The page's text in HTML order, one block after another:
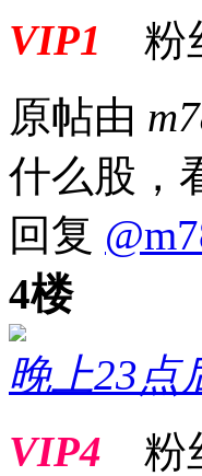
VIP1 粉
原帖由
什么股，
回复
4楼
晚上23点
VIP4 粉